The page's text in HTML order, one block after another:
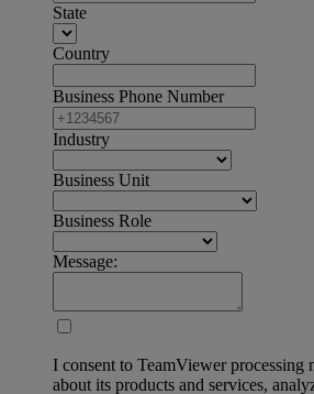
State
Country
Business Phone Number
Industry
Business Unit
Business Role
Message:
I consent to TeamViewer processing
about its products and services,